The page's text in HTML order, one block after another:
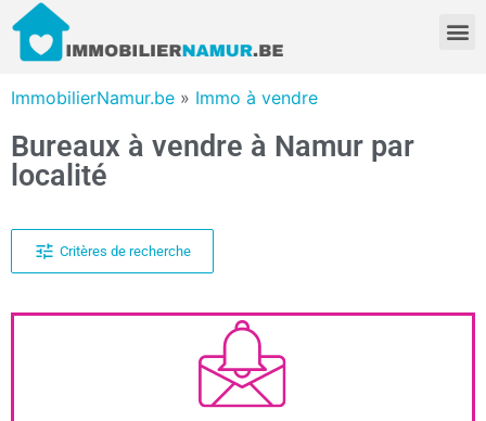
ImmobilierNamur.be » Immo à vendre
Bureaux à vendre à Namur par
localité
Critères de recherche